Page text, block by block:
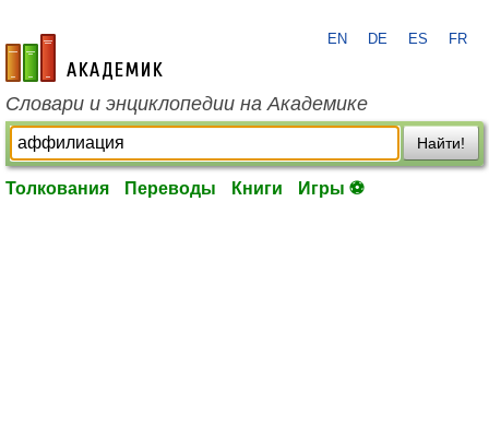
academic.ru
EN DE ES FR
Словари и энциклопедии на Академике
Найти!
Толкования Переводы Книги Игры ⚽